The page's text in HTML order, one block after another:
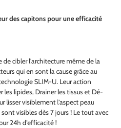
des capitons pour une efficacité
de cibler l'architecture même de la
qui en sont la cause grâce au
SLIM-U. Leur action
les lipides, Drainer les tissus et Dé-
lisser visiblement l'aspect peau
visibles dès 7 jours ! Le tout avec
24h d'efficacité !